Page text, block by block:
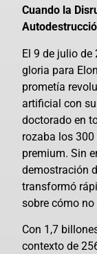
Cuando la
El 9 de julio de
gloria para
prometía
artificial con
doctorado en
rozaba los
premium. Sin
demostración
transformó
sobre cómo
Con 1,7
contexto de